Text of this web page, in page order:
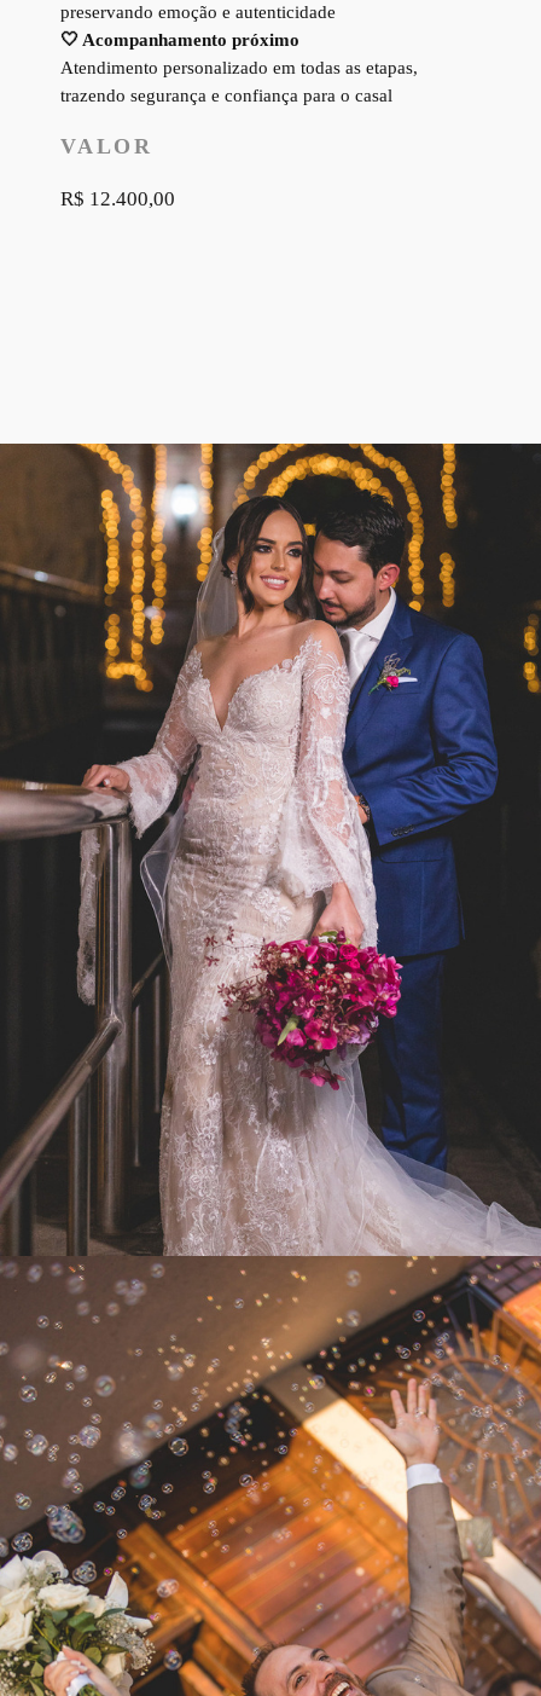
preservando emoção e autenticidade
🤍 Acompanhamento próximo
Atendimento personalizado em todas as etapas,
trazendo segurança e confiança para o casal
VALOR
R$ 12.400,00